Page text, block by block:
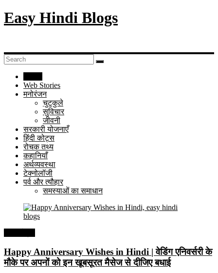
Easy Hindi Blogs
Web Stories
मनोरंजन
चुटकुले
सुविचार
जीवनी
सरकारी योजनाएँ
हिंदी कोट्स
रोचक तथ्य
कहानियाँ
अर्थव्यवस्था
टेक्नोलॉजी
पर्व और त्यौहार
समस्याओं का समाधान
Happy Anniversary Wishes in Hindi | वेडिंग एनिवर्सरी के
मौके पर अपनों को इन खूबसूरत मैसेज से दीजिए बधाई